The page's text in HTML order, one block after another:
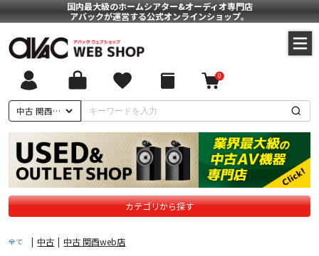
国内最大級のホームシアター&オーディオ専門店
アバックが運営する公式オンラインショップ。
中古 関西web店
0
カテゴリから探す
全て | 中古 | 中古 関西web店
いて
基づく表記
リシー